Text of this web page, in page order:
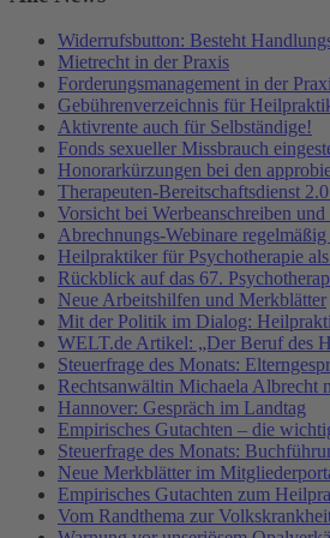
Widerrufsbutton: Besteht
Mietrecht in der Praxis
Forderungsmanagement in der
Gebührenverzeichnis für
Aktivrente auch für Selbständige!
Fonds sexueller Missbrauch
Honorarkürzungen bei den
Therapeuten-Bereitschaftsdienst
Vorsicht bei Werbeanschreiben
Abrechnungs-Webinare
Heilpraktiker für Psychotherapie
Rückblick auf das 67.
Neue Arbeitshilfen und Merkblätter
Mit der Politik im Dialog:
WELT.de Artikel: „Der Beruf des
Steuerfrage des Monats:
Rechtsanwältin Michaela Albrecht
Hannover: Gespräch im Landtag
Empirisches Gutachten – die
Steuerfrage des Monats:
Neue Merkblätter im
Empirisches Gutachten zum
Vom Randthema zur